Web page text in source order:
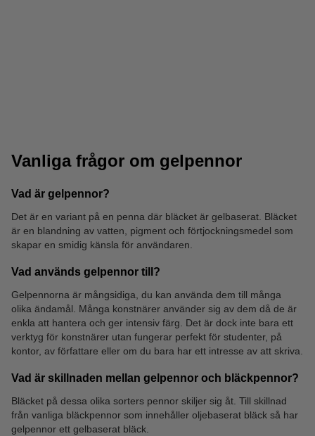
Kritor
Vanliga frågor om gelpennor
Vad är gelpennor?
Det är en variant på en penna där bläcket är gelbaserat. Bläcket
är en blandning av vatten, pigment och förtjockningsmedel som
skapar en smidig känsla för användaren.
Vad används gelpennor till?
Gelpennorna är mångsidiga, du kan använda dem till många
olika ändamål. Många konstnärer använder sig av dem då de är
enkla att hantera och ger intensiv färg. Det är dock inte bara ett
verktyg för konstnärer utan fungerar perfekt för studenter, på
kontor, av författare eller om du bara har ett intresse av att skriva.
Vad är skillnaden mellan gelpennor och bläckpennor?
Bläcket på dessa olika sorters pennor skiljer sig åt. Till skillnad
från vanliga bläckpennor som innehåller oljebaserat bläck så har
gelpennor ett gelbaserat bläck.